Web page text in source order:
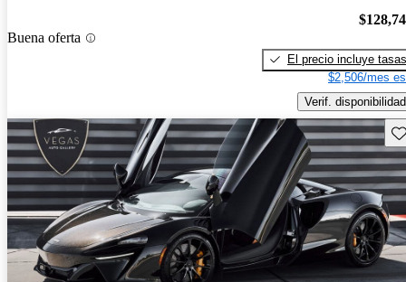
Buena oferta
El precio incluye tasas
$2,506/mes
Verif. disponibilidad